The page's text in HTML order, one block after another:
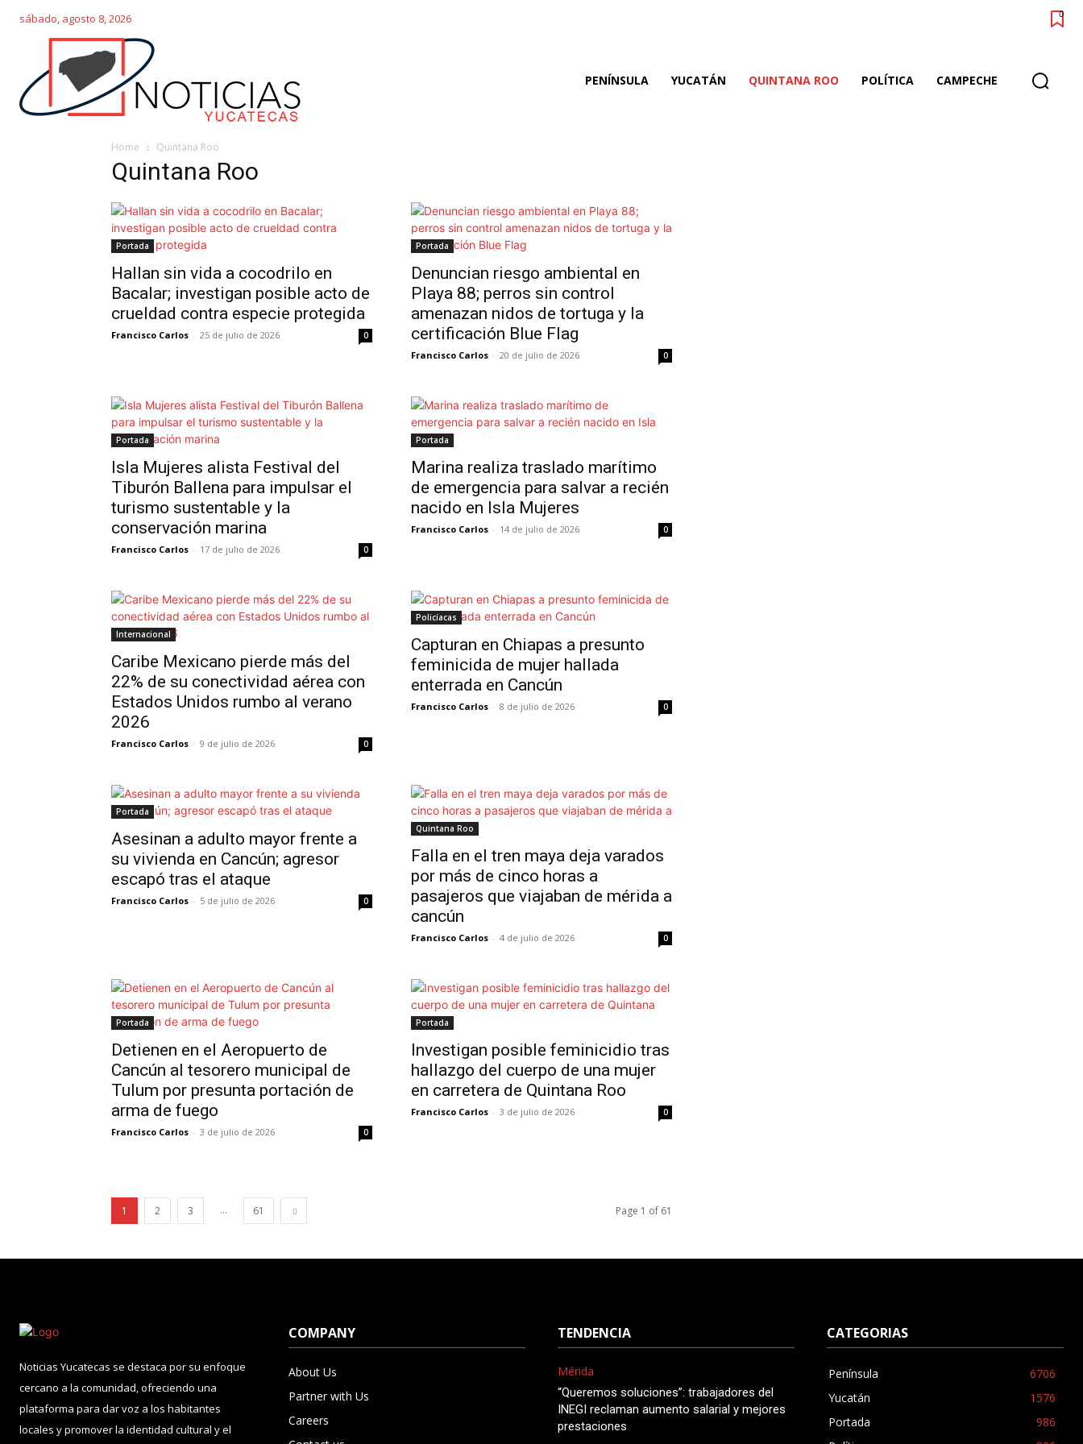
sábado, agosto 8, 2026 0
PENÍNSULA YUCATÁN QUINTANA ROO POLÍTICA CAMPECHE
Home Quintana Roo
Quintana Roo
Portada
Hallan sin vida a cocodrilo en
Bacalar; investigan posible acto de
crueldad contra especie protegida
Francisco Carlos - 25 de julio de 2026 0
Portada
Denuncian riesgo ambiental en
Playa 88; perros sin control
amenazan nidos de tortuga y la
certificación Blue Flag
Francisco Carlos - 20 de julio de 2026 0
Portada
Isla Mujeres alista Festival del
Tiburón Ballena para impulsar el
turismo sustentable y la
conservación marina
Francisco Carlos - 17 de julio de 2026 0
Portada
Marina realiza traslado marítimo
de emergencia para salvar a recién
nacido en Isla Mujeres
Francisco Carlos - 14 de julio de 2026 0
Internacional
Caribe Mexicano pierde más del
22% de su conectividad aérea con
Estados Unidos rumbo al verano
2026
Francisco Carlos - 9 de julio de 2026 0
Policíacas
Capturan en Chiapas a presunto
feminicida de mujer hallada
enterrada en Cancún
Francisco Carlos - 8 de julio de 2026 0
Portada
Asesinan a adulto mayor frente a
su vivienda en Cancún; agresor
escapó tras el ataque
Francisco Carlos - 5 de julio de 2026 0
Quintana Roo
Falla en el tren maya deja varados
por más de cinco horas a
pasajeros que viajaban de mérida a
cancún
Francisco Carlos - 4 de julio de 2026 0
Portada
Detienen en el Aeropuerto de
Cancún al tesorero municipal de
Tulum por presunta portación de
arma de fuego
Francisco Carlos - 3 de julio de 2026 0
Portada
Investigan posible feminicidio tras
hallazgo del cuerpo de una mujer
en carretera de Quintana Roo
Francisco Carlos - 3 de julio de 2026 0
1 2 3 ... 61 Page 1 of 61
Noticias Yucatecas se destaca por su enfoque
cercano a la comunidad, ofreciendo una
plataforma para dar voz a los habitantes
locales y promover la identidad cultural y el
COMPANY
About Us
Partner with Us
Careers
TENDENCIA
Mérida
“Queremos soluciones”: trabajadores del
INEGI reclaman aumento salarial y mejores
prestaciones
CATEGORIAS
Península
6706
Yucatán
1576
Portada
986